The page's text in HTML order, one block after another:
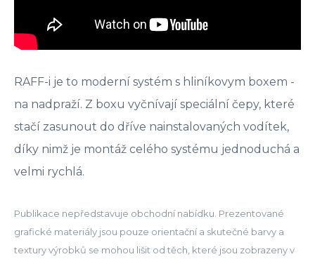
RAFF-i je to moderní systém s hliníkovym boxem -
na nadpraží. Z boxu vyčnívají speciální čepy, které
stačí zasunout do dříve nainstalovaných vodítek,
díky nimž je montáž celého systému jednoduchá a
velmi rychlá.
Publikace nepředstavuje obchodní nabídku. Prezentované
grafické materiály jsou pouze orientační a skutečné barvy a
textury výrobků se mohou lišit od těch, které jsou zobrazeny v